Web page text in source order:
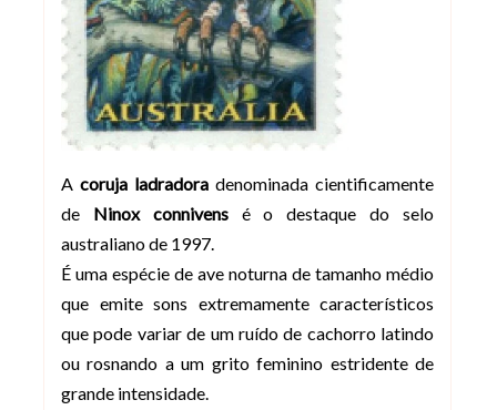
A coruja ladradora denominada cientificamente
de Ninox connivensé o destaque do selo
australiano de 1997.
É uma espécie de ave noturna de tamanho médio
que emite sons extremamente característicos
que pode variar de um ruído de cachorro latindo
ou rosnando a um grito feminino estridente de
grande intensidade.